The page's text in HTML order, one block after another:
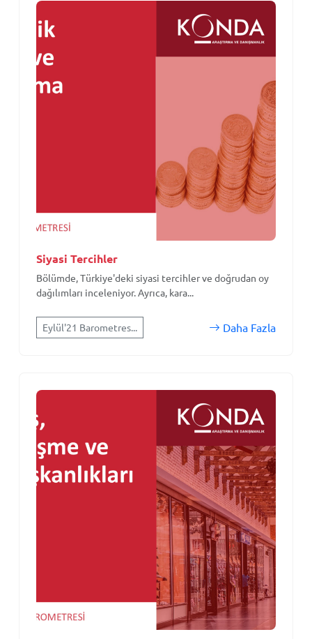
Siyasi Tercihler
Bölümde, Türkiye'deki siyasi tercihler ve doğrudan oy
dağılımları inceleniyor. Ayrıca, kara...
Eylül'21 Barometres... Daha Fazla